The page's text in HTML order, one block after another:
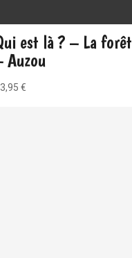
est là ? – La forêt
Auzou
€